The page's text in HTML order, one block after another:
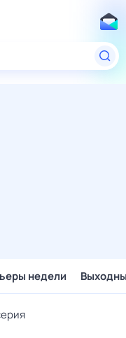
недели